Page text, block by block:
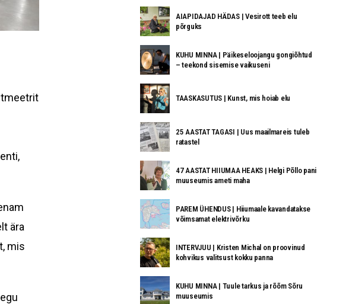
ära
mis
AIAPIDAJAD HÄDAS | Vesirott teeb elu
põrguks
KUHU MINNA | Päikeseloojangu gongiõhtud
– teekond sisemise vaikuseni
TAASKASUTUS | Kunst, mis hoiab elu
25 AASTAT TAGASI | Uus maailmareis tuleb
ratastel
47 AASTAT HIIUMAA HEAKS | Helgi Põllo pani
muuseumis ameti maha
PAREM ÜHENDUS | Hiiumaale kavandatakse
võimsamat elektrivõrku
INTERVJUU | Kristen Michal on proovinud
kohvikus valitsust kokku panna
KUHU MINNA | Tuule tarkus ja rõõm Sõru
muuseumis